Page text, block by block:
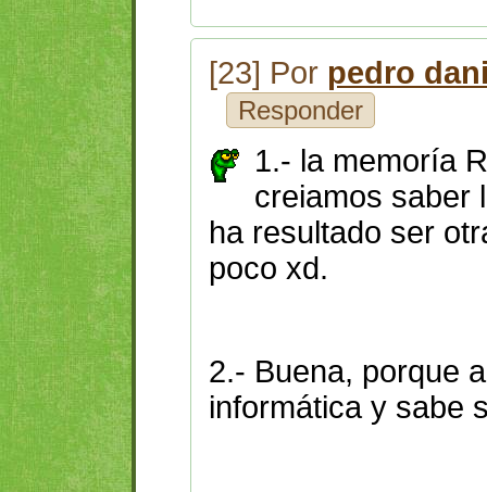
[23] Por pedro
Responder
1.- la memoría
creiamos saber
ha resultado ser
poco xd.
2.- Buena, porque
informática y sabe